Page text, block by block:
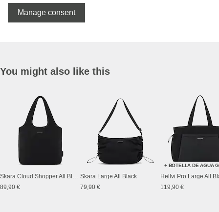
Manage consent
You might also like this
89,90 €
Skara Large All Black
79,90 €
+ BOTELLA DE AGUA
Hellvi Pro Large All
119,90 €